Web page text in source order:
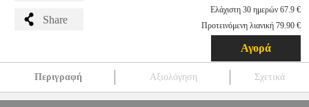
Share
Ελάχιστη 30 ημερών 67.9 €
Προτεινόμενη λιανική 79.90 €
Αγορά
Περιγραφή Αξιολόγηση Σχετικά